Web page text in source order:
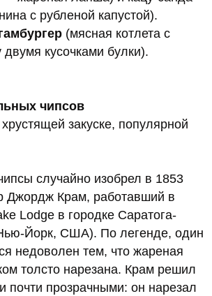
с рубленой капустой).
(мясная котлета с
кусочками булки).
чипсов
закуске, популярной
случайно изобрел в 1853
Джордж Крам, работавший в
Lodge в городке Саратога-
Йорк, США). По легенде, один
недоволен тем, что жареная
толсто нарезана. Крам решил
почти прозрачными: он нарезал